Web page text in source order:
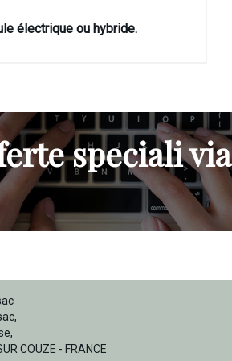
électrique ou hybride.
speciali via
COUZE - FRANCE